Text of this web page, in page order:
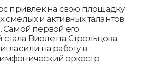
привлек на свою площадку
смелых и активных талантов
Самой первой его
Виолетта Стрельцова.
на работу в
оркестр.